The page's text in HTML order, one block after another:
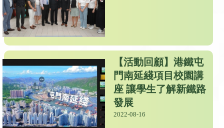
【活動回顧】港鐵屯
門南延綫項目校園講
座 讓學生了解新鐵路
發展
2022-08-16